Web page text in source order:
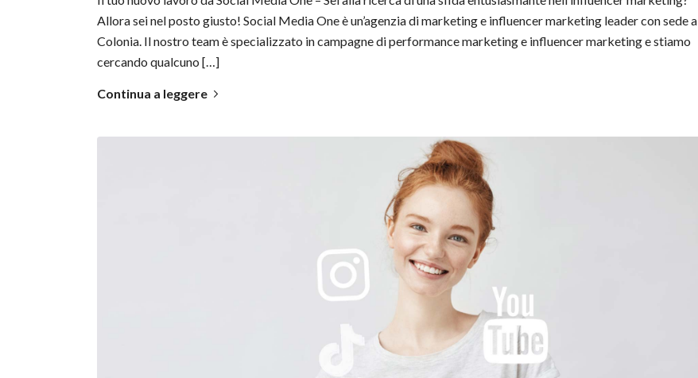
Allora sei nel posto giusto! Social Media One è un’agenzia di marketing e influencer marketing leader con sede a
Colonia. Il nostro team è specializzato in campagne di performance marketing e influencer marketing e stiamo
cercando qualcuno […]
Continua a leggere